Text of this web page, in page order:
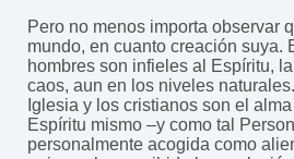
Pero no menos importa observar
mundo, en cuanto creación suya.
hombres son infieles al Espíritu,
caos, aun en los niveles
Iglesia y los cristianos son el
Espíritu mismo –y como tal
personalmente acogida como